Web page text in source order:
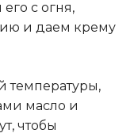
с огня,
и даем крему
температуры,
масло и
чтобы